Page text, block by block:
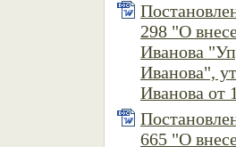
298 "О
Иванова
Иванова",
Иванова от
665 "О